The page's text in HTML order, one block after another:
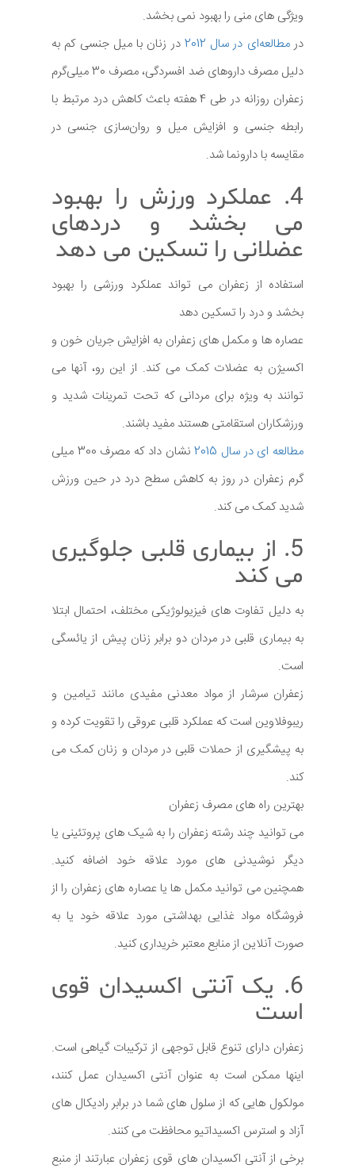
ویژگی های منی را بهبود نمی بخشد.
درمطالعه‌ای در سال 2012
در زنان با میل جنسی کم به
دلیل مصرف داروهای ضد افسردگی، مصرف 30 میلی‌گرم
زعفران روزانه در طی 4 هفته باعث کاهش درد مرتبط با
رابطه جنسی و افزایش میل و روان‌سازی جنسی در
مقایسه با دارونما شد.
4. عملکرد ورزش را بهبود
می بخشد و دردهای
عضلانی را تسکین می دهد
استفاده از زعفران می تواند عملکرد ورزشی را بهبود
بخشد و درد را تسکین دهد
عصاره ها و مکمل های زعفران به افزایش جریان خون و
اکسیژن به عضلات کمک می کند. از این رو، آنها می
توانند به ویژه برای مردانی که تحت تمرینات شدید و
ورزشکاران استقامتی هستند مفید باشند.
مطالعه ای در سال 2015
نشان داد که مصرف 300 میلی
گرم زعفران در روز به کاهش سطح درد در حین ورزش
شدید کمک می کند.
5. از بیماری قلبی جلوگیری
می کند
به دلیل تفاوت های فیزیولوژیکی مختلف، احتمال ابتلا
به بیماری قلبی در مردان دو برابر زنان پیش از یائسگی
است.
زعفران سرشار از مواد معدنی مفیدی مانند تیامین و
ریبوفلاوین است که عملکرد قلبی عروقی را تقویت کرده و
به پیشگیری از حملات قلبی در مردان و زنان کمک می
کند.
بهترین راه های مصرف زعفران
می توانید چند رشته زعفران را به شیک های پروتئینی یا
دیگر نوشیدنی های مورد علاقه خود اضافه کنید.
همچنین می توانید مکمل ها یا عصاره های زعفران را از
فروشگاه مواد غذایی بهداشتی مورد علاقه خود یا به
صورت آنلاین از منابع معتبر خریداری کنید.
6. یک آنتی اکسیدان قوی
است
زعفران دارای تنوع قابل توجهی از ترکیبات گیاهی است.
اینها ممکن است به عنوان آنتی اکسیدان عمل کنند،
مولکول هایی که از سلول های شما در برابر رادیکال های
آزاد و استرس اکسیداتیو محافظت می کنند.
برخی از آنتی اکسیدان های قوی زعفران عبارتند از منبع